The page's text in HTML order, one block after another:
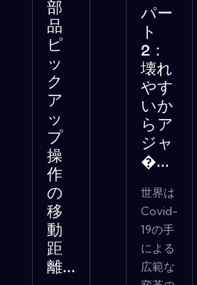
部
品
ピ
ッ
ク
ア
ッ
プ
操
作
の
移
動
距
離...
パー
ト
2：
壊れ
やす
いか
らア
ジャ
�...
世界は
Covid-
19の手
による
広範な